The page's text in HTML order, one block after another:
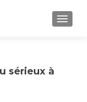
sérieux à